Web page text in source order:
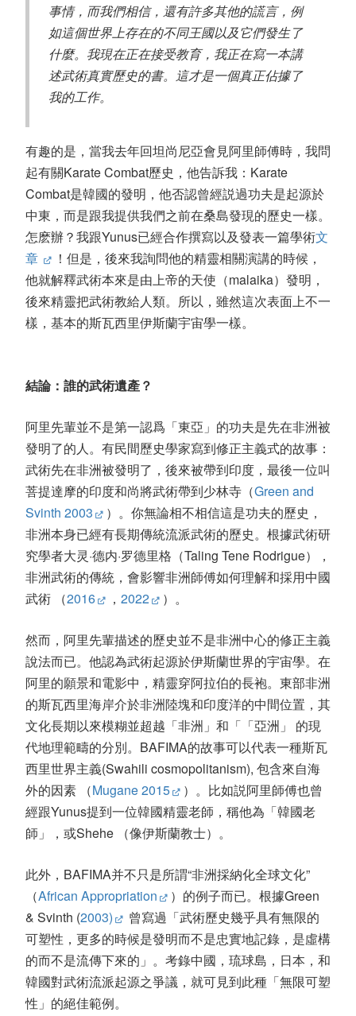
事情，而我們相信，還有許多其他的謊言，例
如這個世界上存在的不同王國以及它們發生了
什麼。我現在正在接受教育，我正在寫一本講
述武術真實歷史的書。這才是一個真正佔據了
我的工作。
有趣的是，當我去年回坦尚尼亞會見阿里師傅時，我問
起有關Karate Combat歷史，他告訴我：Karate
Combat是韓國的發明，他否認曾經説過功夫是起源於
中東，而是跟我提供我們之前在桑島發現的歷史一樣。
怎麽辦？我跟Yunus已經合作撰寫以及發表一篇學術文
章
！但是，後來我詢問他的精靈相關演講的時候，
他就解釋武術本來是由上帝的天使（malaika）發明，
後來精靈把武術教給人類。所以，雖然這次表面上不一
樣，基本的斯瓦西里伊斯蘭宇宙學一樣。
結論：誰的武術遺產？
阿里先輩並不是第一認爲「東亞」的功夫是先在非洲被
發明了的人。有民間歷史學家寫到修正主義式的故事：
武術先在非洲被發明了，後來被帶到印度，最後一位叫
菩提達摩的印度和尚將武術帶到少林寺（Green and
Svinth 2003
）。你無論相不相信這是功夫的歷史，
非洲本身已經有長期傳統流派武術的歷史。根據武術研
究學者大灵·德内·罗德里格（Taling Tene Rodrigue），
非洲武術的傳統，會影響非洲師傅如何理解和採用中國
武術 （2016 ， 2022 ）。
然而，阿里先輩描述的歷史並不是非洲中心的修正主義
說法而已。他認為武術起源於伊斯蘭世界的宇宙學。在
阿里的願景和電影中，精靈穿阿拉伯的長袍。東部非洲
的斯瓦西里海岸介於非洲陸塊和印度洋的中間位置，其
文化長期以來模糊並超越「非洲」和「「亞洲」 的現
代地理範疇的分別。BAFIMA的故事可以代表一種斯瓦
西里世界主義(Swahili cosmopolitanism), 包含來自海
外的因素 （Mugane 2015
）。比如説阿里師傅也曾
經跟Yunus提到一位韓國精靈老師，稱他為「韓國老
師」，或Shehe （像伊斯蘭教士）。
此外，BAFIMA并不只是所謂“非洲採納化全球文化”
（African Appropriation
）的例子而已。根據Green
& Svinth (2003)
曾寫過「武術歷史幾乎具有無限的
可塑性，更多的時候是發明而不是忠實地記錄，是虛構
的而不是流傳下來的」。考錄中國，琉球島，日本，和
韓國對武術流派起源之爭議，就可見到此種「無限可塑
性」的絕佳範例。